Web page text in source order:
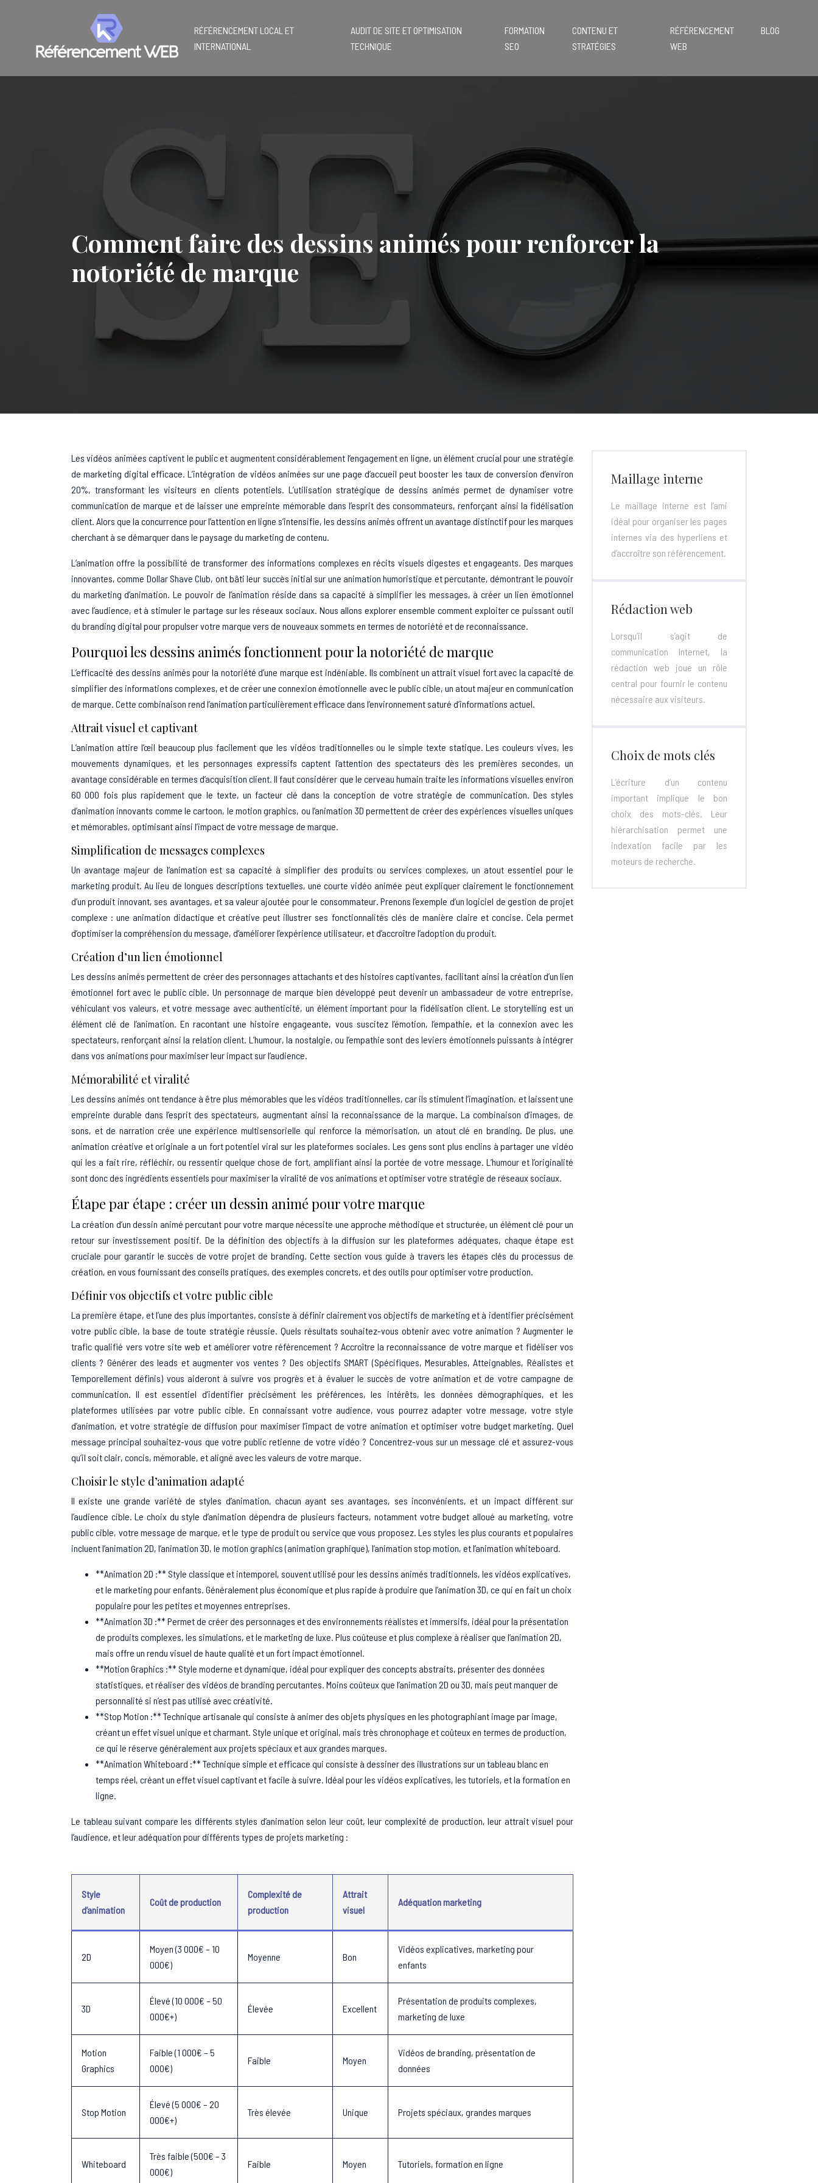
RÉFÉRENCEMENT LOCAL ET
INTERNATIONAL
AUDIT DE SITE ET OPTIMISATION
TECHNIQUE
FORMATION
SEO
CONTENU ET
STRATÉGIES
RÉFÉRENCEMENT
WEB
BLOG
Comment faire des dessins animés pour renforcer la
notoriété de marque
Les vidéos animées captivent le public et augmentent considérablement l’engagement en ligne, un élément crucial pour une stratégie
de marketing digital efficace. L’intégration de vidéos animées sur une page d’accueil peut booster les taux de conversion d’environ
20%, transformant les visiteurs en clients potentiels. L’utilisation stratégique de dessins animés permet de dynamiser votre
communication de marque et de laisser une empreinte mémorable dans l’esprit des consommateurs, renforçant ainsi la fidélisation
client. Alors que la concurrence pour l’attention en ligne s’intensifie, les dessins animés offrent un avantage distinctif pour les marques
cherchant à se démarquer dans le paysage du marketing de contenu.
L’animation offre la possibilité de transformer des informations complexes en récits visuels digestes et engageants. Des marques
innovantes, comme Dollar Shave Club, ont bâti leur succès initial sur une animation humoristique et percutante, démontrant le pouvoir
du marketing d’animation. Le pouvoir de l’animation réside dans sa capacité à simplifier les messages, à créer un lien émotionnel
avec l’audience, et à stimuler le partage sur les réseaux sociaux. Nous allons explorer ensemble comment exploiter ce puissant outil
du branding digital pour propulser votre marque vers de nouveaux sommets en termes de notoriété et de reconnaissance.
Pourquoi les dessins animés fonctionnent pour la notoriété de marque
L’efficacité des dessins animés pour la notoriété d’une marque est indéniable. Ils combinent un attrait visuel fort avec la capacité de
simplifier des informations complexes, et de créer une connexion émotionnelle avec le public cible, un atout majeur en communication
de marque. Cette combinaison rend l’animation particulièrement efficace dans l’environnement saturé d’informations actuel.
Attrait visuel et captivant
L’animation attire l’œil beaucoup plus facilement que les vidéos traditionnelles ou le simple texte statique. Les couleurs vives, les
mouvements dynamiques, et les personnages expressifs captent l’attention des spectateurs dès les premières secondes, un
avantage considérable en termes d’acquisition client. Il faut considérer que le cerveau humain traite les informations visuelles environ
60 000 fois plus rapidement que le texte, un facteur clé dans la conception de votre stratégie de communication. Des styles
d’animation innovants comme le cartoon, le motion graphics, ou l’animation 3D permettent de créer des expériences visuelles uniques
et mémorables, optimisant ainsi l’impact de votre message de marque.
Simplification de messages complexes
Un avantage majeur de l’animation est sa capacité à simplifier des produits ou services complexes, un atout essentiel pour le
marketing produit. Au lieu de longues descriptions textuelles, une courte vidéo animée peut expliquer clairement le fonctionnement
d’un produit innovant, ses avantages, et sa valeur ajoutée pour le consommateur. Prenons l’exemple d’un logiciel de gestion de projet
complexe : une animation didactique et créative peut illustrer ses fonctionnalités clés de manière claire et concise. Cela permet
d’optimiser la compréhension du message, d’améliorer l’expérience utilisateur, et d’accroître l’adoption du produit.
Création d’un lien émotionnel
Les dessins animés permettent de créer des personnages attachants et des histoires captivantes, facilitant ainsi la création d’un lien
émotionnel fort avec le public cible. Un personnage de marque bien développé peut devenir un ambassadeur de votre entreprise,
véhiculant vos valeurs, et votre message avec authenticité, un élément important pour la fidélisation client. Le storytelling est un
élément clé de l’animation. En racontant une histoire engageante, vous suscitez l’émotion, l’empathie, et la connexion avec les
spectateurs, renforçant ainsi la relation client. L’humour, la nostalgie, ou l’empathie sont des leviers émotionnels puissants à intégrer
dans vos animations pour maximiser leur impact sur l’audience.
Mémorabilité et viralité
Les dessins animés ont tendance à être plus mémorables que les vidéos traditionnelles, car ils stimulent l’imagination, et laissent une
empreinte durable dans l’esprit des spectateurs, augmentant ainsi la reconnaissance de la marque. La combinaison d’images, de
sons, et de narration crée une expérience multisensorielle qui renforce la mémorisation, un atout clé en branding. De plus, une
animation créative et originale a un fort potentiel viral sur les plateformes sociales. Les gens sont plus enclins à partager une vidéo
qui les a fait rire, réfléchir, ou ressentir quelque chose de fort, amplifiant ainsi la portée de votre message. L’humour et l’originalité
sont donc des ingrédients essentiels pour maximiser la viralité de vos animations et optimiser votre stratégie de réseaux sociaux.
Étape par étape : créer un dessin animé pour votre marque
La création d’un dessin animé percutant pour votre marque nécessite une approche méthodique et structurée, un élément clé pour un
retour sur investissement positif. De la définition des objectifs à la diffusion sur les plateformes adéquates, chaque étape est
cruciale pour garantir le succès de votre projet de branding. Cette section vous guide à travers les étapes clés du processus de
création, en vous fournissant des conseils pratiques, des exemples concrets, et des outils pour optimiser votre production.
Définir vos objectifs et votre public cible
La première étape, et l’une des plus importantes, consiste à définir clairement vos objectifs de marketing et à identifier précisément
votre public cible, la base de toute stratégie réussie. Quels résultats souhaitez-vous obtenir avec votre animation ? Augmenter le
trafic qualifié vers votre site web et améliorer votre référencement ? Accroître la reconnaissance de votre marque et fidéliser vos
clients ? Générer des leads et augmenter vos ventes ? Des objectifs SMART (Spécifiques, Mesurables, Atteignables, Réalistes et
Temporellement définis) vous aideront à suivre vos progrès et à évaluer le succès de votre animation et de votre campagne de
communication. Il est essentiel d’identifier précisément les préférences, les intérêts, les données démographiques, et les
plateformes utilisées par votre public cible. En connaissant votre audience, vous pourrez adapter votre message, votre style
d’animation, et votre stratégie de diffusion pour maximiser l’impact de votre animation et optimiser votre budget marketing. Quel
message principal souhaitez-vous que votre public retienne de votre vidéo ? Concentrez-vous sur un message clé et assurez-vous
qu’il soit clair, concis, mémorable, et aligné avec les valeurs de votre marque.
Choisir le style d’animation adapté
Il existe une grande variété de styles d’animation, chacun ayant ses avantages, ses inconvénients, et un impact différent sur
l’audience cible. Le choix du style d’animation dépendra de plusieurs facteurs, notamment votre budget alloué au marketing, votre
public cible, votre message de marque, et le type de produit ou service que vous proposez. Les styles les plus courants et populaires
incluent l’animation 2D, l’animation 3D, le motion graphics (animation graphique), l’animation stop motion, et l’animation whiteboard.
**Animation 2D :** Style classique et intemporel, souvent utilisé pour les dessins animés traditionnels, les vidéos explicatives,
et le marketing pour enfants. Généralement plus économique et plus rapide à produire que l’animation 3D, ce qui en fait un choix
populaire pour les petites et moyennes entreprises.
**Animation 3D :** Permet de créer des personnages et des environnements réalistes et immersifs, idéal pour la présentation
de produits complexes, les simulations, et le marketing de luxe. Plus coûteuse et plus complexe à réaliser que l’animation 2D,
mais offre un rendu visuel de haute qualité et un fort impact émotionnel.
**Motion Graphics :** Style moderne et dynamique, idéal pour expliquer des concepts abstraits, présenter des données
statistiques, et réaliser des vidéos de branding percutantes. Moins coûteux que l’animation 2D ou 3D, mais peut manquer de
personnalité si n’est pas utilisé avec créativité.
**Stop Motion :** Technique artisanale qui consiste à animer des objets physiques en les photographiant image par image,
créant un effet visuel unique et charmant. Style unique et original, mais très chronophage et coûteux en termes de production,
ce qui le réserve généralement aux projets spéciaux et aux grandes marques.
**Animation Whiteboard :** Technique simple et efficace qui consiste à dessiner des illustrations sur un tableau blanc en
temps réel, créant un effet visuel captivant et facile à suivre. Idéal pour les vidéos explicatives, les tutoriels, et la formation en
ligne.
Le tableau suivant compare les différents styles d’animation selon leur coût, leur complexité de production, leur attrait visuel pour
l’audience, et leur adéquation pour différents types de projets marketing :
Style
d’animation
Coût de production
Complexité de
production
Attrait
visuel
Adéquation marketing
2D
Moyen (3 000€ – 10
000€)
Moyenne Bon
Vidéos explicatives, marketing pour
enfants
3D
Élevé (10 000€ – 50
000€+)
Élevée Excellent
Présentation de produits complexes,
marketing de luxe
Motion
Graphics
Faible (1 000€ – 5
000€)
Faible Moyen
Vidéos de branding, présentation de
données
Stop Motion
Élevé (5 000€ – 20
000€+)
Très élevée Unique Projets spéciaux, grandes marques
Whiteboard
Très faible (500€ – 3
000€)
Faible Moyen Tutoriels, formation en ligne
Maillage interne
Le maillage interne est l’ami
idéal pour organiser les pages
internes via des hyperliens et
d’accroître son référencement.
Rédaction web
Lorsqu’il s’agit de
communication Internet, la
rédaction web joue un rôle
central pour fournir le contenu
nécessaire aux visiteurs.
Choix de mots clés
L’écriture d’un contenu
important implique le bon
choix des mots-clés. Leur
hiérarchisation permet une
indexation facile par les
moteurs de recherche.